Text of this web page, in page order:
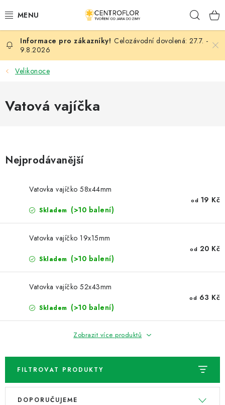
na
SEZÓNNÍ TVOŘENÍ
DŘEVĚNÉ VÝROBKY
NOVINKY
Kontaktujte nás
Podmínky ochrany osobních údajů
Celozávodní dovolená: 27.7. -
9.8.2026
Velikonoce
Vatová vajíčka
Nejprodávanější
Vatovka vajíčko 58x44mm
Skladem (>10 balení)
od 19 Kč
Vatovka vajíčko 19x15mm
Skladem (>10 balení)
od 20 Kč
Vatovka vajíčko 52x43mm
Skladem (>10 balení)
od 63 Kč
Zobrazit více produktů
FILTROVAT PRODUKTY
V
Ř
DOPORUČUJEME